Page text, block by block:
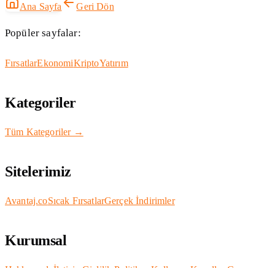
Ana Sayfa Geri Dön
Popüler sayfalar:
FırsatlarEkonomiKriptoYatırım
Kategoriler
Tüm Kategoriler →
Sitelerimiz
Avantaj.coSıcak FırsatlarGerçek İndirimler
Kurumsal